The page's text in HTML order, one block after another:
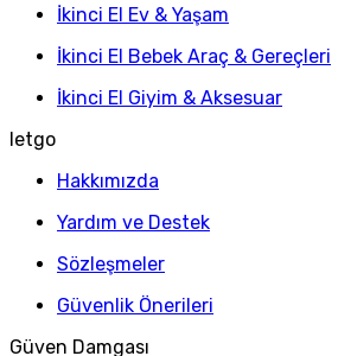
İkinci El Ev & Yaşam
İkinci El Bebek Araç & Gereçleri
İkinci El Giyim & Aksesuar
letgo
Hakkımızda
Yardım ve Destek
Sözleşmeler
Güvenlik Önerileri
Güven Damgası